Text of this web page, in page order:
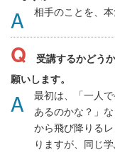
相手のことを、
受講するかどう
願いします。
最初は、「一人
あるのかな？」
から飛び降りる
りますが、同じ